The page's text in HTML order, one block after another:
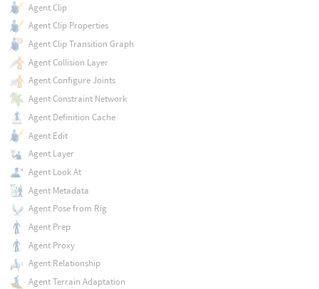
Agent Clip
Agent Clip Properties
Agent Clip Transition Graph
Agent Collision Layer
Agent Configure Joints
Agent Constraint Network
Agent Definition Cache
Agent Edit
Agent Layer
Agent Look At
Agent Metadata
Agent Pose from Rig
Agent Prep
Agent Proxy
Agent Relationship
Agent Terrain Adaptation